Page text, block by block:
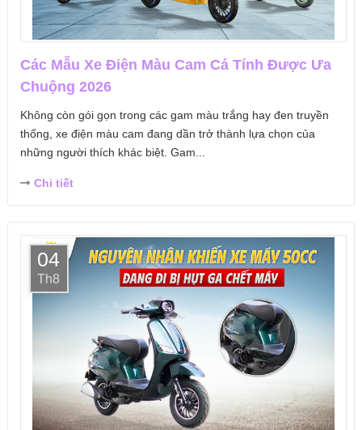
Các Mẫu Xe Điện Màu Cam Cá Tính Được Ưa
Chuộng 2026
Không còn gói gọn trong các gam màu trắng hay đen truyền
thống, xe điện màu cam đang dần trở thành lựa chọn của
những người thích khác biệt. Gam...
Chi tiết
04
Th8